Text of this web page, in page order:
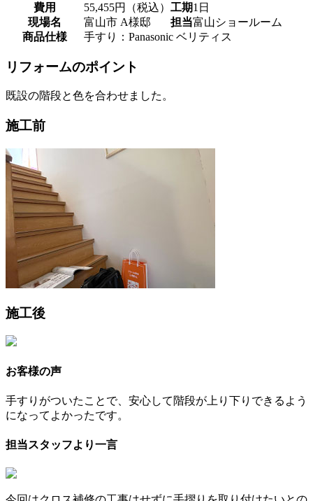
費用
55,455円（税込） 工期1日
現場名
富山市 A様邸 担当富山ショールーム
商品仕様
手すり：Panasonic ベリティス
リフォームのポイント
既設の階段と色を合わせました。
施工前
施工後
お客様の声
手すりがついたことで、安心して階段が上り下りできるよう
になってよかったです。
担当スタッフより一言